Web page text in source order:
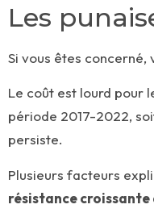
Les
Si vous êtes concerné,
Le coût est lourd pour
période 2017-2022,
persiste.
Plusieurs facteurs
résistance croissante